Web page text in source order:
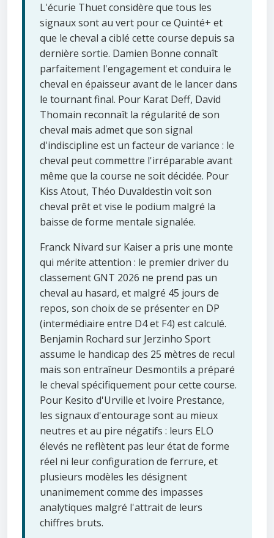
L'écurie Thuet considère que tous les
signaux sont au vert pour ce Quinté+ et
que le cheval a ciblé cette course depuis sa
dernière sortie. Damien Bonne connaît
parfaitement l'engagement et conduira le
cheval en épaisseur avant de le lancer dans
le tournant final. Pour Karat Deff, David
Thomain reconnaît la régularité de son
cheval mais admet que son signal
d'indiscipline est un facteur de variance : le
cheval peut commettre l'irréparable avant
même que la course ne soit décidée. Pour
Kiss Atout, Théo Duvaldestin voit son
cheval prêt et vise le podium malgré la
baisse de forme mentale signalée.
Franck Nivard sur Kaiser a pris une monte
qui mérite attention : le premier driver du
classement GNT 2026 ne prend pas un
cheval au hasard, et malgré 45 jours de
repos, son choix de se présenter en DP
(intermédiaire entre D4 et F4) est calculé.
Benjamin Rochard sur Jerzinho Sport
assume le handicap des 25 mètres de recul
mais son entraîneur Desmontils a préparé
le cheval spécifiquement pour cette course.
Pour Kesito d'Urville et Ivoire Prestance,
les signaux d'entourage sont au mieux
neutres et au pire négatifs : leurs ELO
élevés ne reflètent pas leur état de forme
réel ni leur configuration de ferrure, et
plusieurs modèles les désignent
unanimement comme des impasses
analytiques malgré l'attrait de leurs
chiffres bruts.